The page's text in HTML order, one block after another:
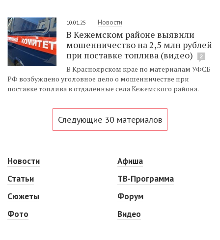
10.01.25 Новости
В Кежемском районе выявили
мошенничество на 2,5 млн рублей
при поставке топлива (видео)
2
В Красноярском крае по материалам УФСБ
РФ возбуждено уголовное дело о мошенничестве при
поставке топлива в отдаленные села Кежемского района.
Следующие 30 материалов
Новости
Статьи
Сюжеты
Фото
Афиша
ТВ-Программа
Форум
Видео